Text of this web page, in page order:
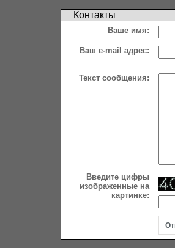
Контакты
Ваше имя:
Ваш e-mail адрес:
Текст сообщения:
Введите цифры
изображенные на
картинке: